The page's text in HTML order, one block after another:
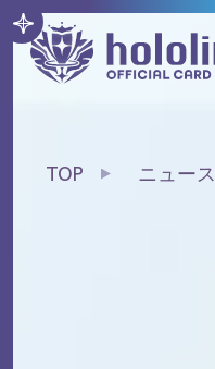
TOP ニュース